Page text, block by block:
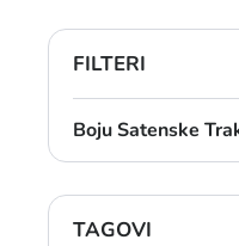
FILTERI
Boju Satenske
TAGOVI